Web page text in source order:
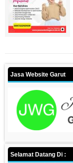
Jasa Website Garut
Selamat Datang Di :